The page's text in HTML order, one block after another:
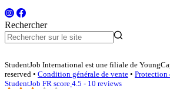
Rechercher
StudentJob International est une filiale de
reserved • Condition générale de vente • Protection
StudentJob FR score 4.5 - 10 reviews